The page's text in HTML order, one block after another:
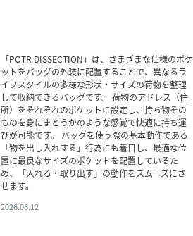
「POTR DISSECTION」は、さまざまな仕様のポケ
ットをバッグの外装に配置することで、異なるラ
イフスタイルの多様な形状・サイズの荷物を整理
して収納できるバッグです。 荷物のアドレス（住
所）をそれぞれのポケットに設定し、持ち物その
ものを身にまとうかのような感覚で快適に持ち運
びが可能です。 バッグを使う際の基本動作である
「物を出し入れする」行為にも着目し、最適な位
置に最良なサイズのポケットを配置しているた
め、「入れる・取り出す」の動作をスムーズにさ
せます。
2026.06.12